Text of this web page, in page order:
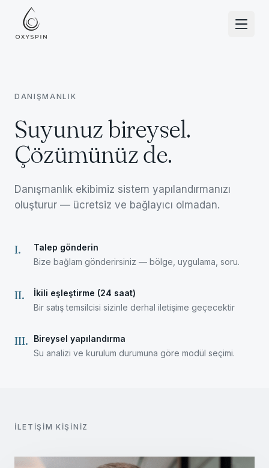
Zum Inhalt springen
DANIŞMANLIK
Suyunuz bireysel.
Çözümünüz de.
Danışmanlık ekibimiz sistem yapılandırmanızı
oluşturur — ücretsiz ve bağlayıcı olmadan.
I.
Talep gönderin
Bize bağlam gönderirsiniz — bölge, uygulama, soru.
II.
İkili eşleştirme (24 saat)
Bir satış temsilcisi sizinle derhal iletişime geçecektir
III.
Bireysel yapılandırma
Su analizi ve kurulum durumuna göre modül seçimi.
İLETIŞIM KIŞINIZ